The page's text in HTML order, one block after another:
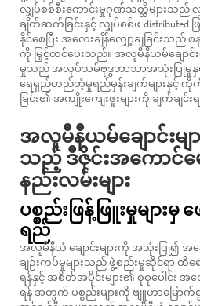
လျှပ်စစ်စီးကောင်းမှုဂုဏ်သတ္တိများသည် လျှ
ချိတ်ဆက်ခြင်းနှင့် လျှပ်စစ်ဖ distributed
နိုင်စေပြီး အလေးချိန်လျှော့ချခြင်းသ
ကို မြှင့်တင်ပေးသည်။ အလူမီနီယမ်ချောင်
မှုသည် အလုပ်သမ်ဗုဒ္ဓဘာသာအသုံးပြုမှုနှ
ရေရှည်တည်တံ့မှုရည်မှန်းချက်များနှင့် ကိုက်
ခြင်း၏ အကျိုးကျေးဇူးများကို ချက်ချင်
အလူမီနီယမ်ချောင်းမ
သည့် ဒီဇိုင်းအကောင်မ
နည်းလမ်းများ
ပစ္စည်းဖြန့်ဖြူးမှုများ
ရည်
အလူမီနီယံ ချောင်းများကို အသုံးပြု၍ အ
ချဉ်းကပ်မှုများသည် ဖွဲ့စည်းမှုဆိုင်ရာ ထိ
ရန်နှင့် အစိတ်အပိုင်းများ၏ စုစုပေါင်း
ရန် အတွက် ပစ္စည်းများကို ဗျူဟာမြောက်